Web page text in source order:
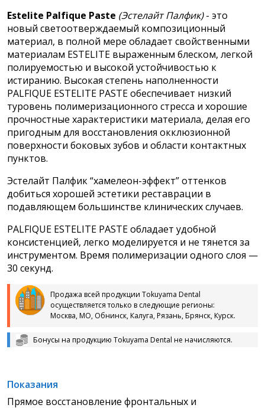
Estelite Palfique Paste (Эстелайт Палфик)- это
новый светоотверждаемый композиционный
материал, в полной мере обладает свойственными
материалам ESTELITE выраженным блеском, легкой
полируемостью и высокой устойчивостью к
истиранию. Высокая степень наполненности
PALFIQUE ESTELITE PASTE обеспечивает низкий
туровень полимеризационного стресса и хорошие
прочностные характеристики материала, делая его
пригодным для восстановления окклюзионной
поверхности боковых зубов и области контактных
пунктов.
Эстелайт Палфик “хамелеон-эффект” оттенков
добиться хорошей эстетики реставрации в
подавляющем большинстве клинических случаев.
PALFIQUE ESTELITE PASTE обладает удобной
консистенцией, легко моделируется и не тянется за
инструментом. Время полимеризации одного слоя —
30 секунд.
Продажа всей продукции Tokuyama Dental
осуществляется только в следующие регионы:
Москва, МО, Обнинск, Калуга, Рязань, Брянск, Курск.
Бонусы на продукцию Tokuyama Dental не начисляются.
Показания
Прямое восстановление фронтальных и